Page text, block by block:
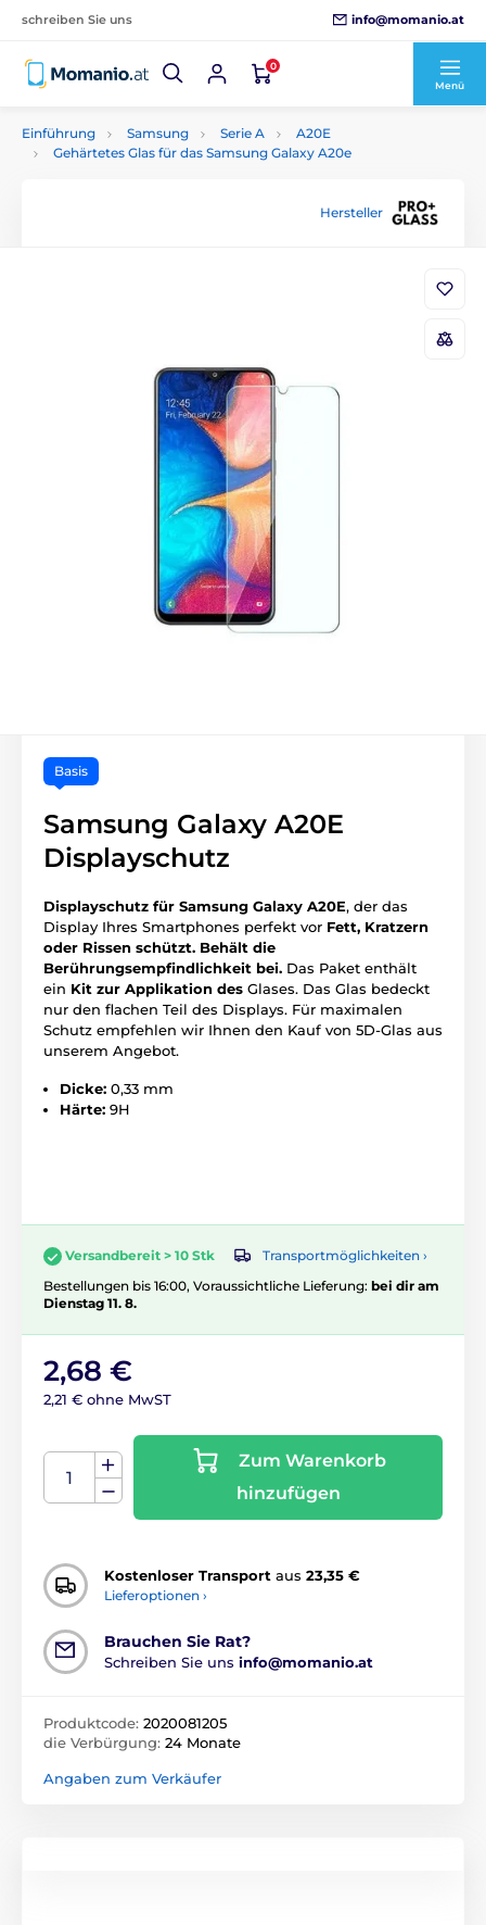
schreiben Sie uns info@momanio.at
0
Menü
Einführung Samsung Serie A
A20E
Gehärtetes Glas für das Samsung Galaxy A20e
Hersteller
Basis
Samsung Galaxy A20E
Displayschutz
Displayschutz für Samsung Galaxy A20E, der das
Display Ihres Smartphones perfekt vor Fett, Kratzern
oder Rissen schützt. Behält die
Berührungsempfindlichkeit bei. Das Paket enthält
ein Kit zur Applikation des Glases. Das Glas bedeckt
nur den flachen Teil des Displays. Für maximalen
Schutz empfehlen wir Ihnen den Kauf von 5D-Glas aus
unserem Angebot.
Dicke: 0,33 mm
Härte: 9H
Versandbereit > 10 Stk
Transportmöglichkeiten ›
Bestellungen bis 16:00, Voraussichtliche Lieferung: bei dir am
Dienstag 11. 8.
2,68 €
2,21 € ohne MwST
Zum Warenkorb
hinzufügen
Kostenloser Transport aus 23,35 €
Lieferoptionen ›
Brauchen Sie Rat?
Schreiben Sie uns info@momanio.at
Produktcode: 2020081205
die Verbürgung: 24 Monate
Angaben zum Verkäufer